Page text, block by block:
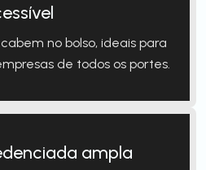
no bolso, ideais para
de todos os portes.
ampla